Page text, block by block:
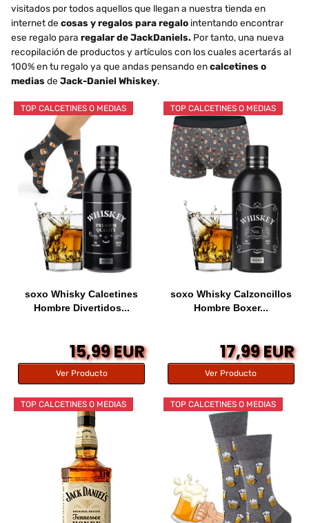
visitados por todos aquellos que llegan a nuestra tienda en
internet de cosas y regalos para regalo intentando encontrar
ese regalo para regalar de JackDaniels. Por tanto, una nueva
recopilación de productos y artículos con los cuales acertarás al
100% en tu regalo ya que andas pensando encalcetines o
medias de Jack-Daniel Whiskey.
TOP CALCETINES O MEDIAS
soxo Whisky Calcetines
Hombre Divertidos...
15,99 EUR
Ver Producto
TOP CALCETINES O MEDIAS
soxo Whisky Calzoncillos
Hombre Boxer...
17,99 EUR
Ver Producto
TOP CALCETINES O MEDIAS TOP CALCETINES O MEDIAS